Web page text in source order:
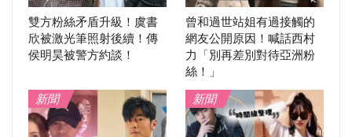
雙方粉絲矛盾升級！虞書
欣被激光筆照射後續！傳
侯明昊被警方約談！
曾和過世站姐有過接觸的
網友公開原因！喊話西村
力「別再差別對待亞洲粉
絲！」
新聞
新聞